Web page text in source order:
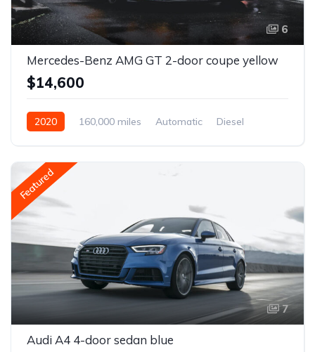
6
Mercedes-Benz AMG GT 2-door coupe yellow
$14,600
2020 160,000 miles Automatic
Diesel
Featured
7
Audi A4 4-door sedan blue